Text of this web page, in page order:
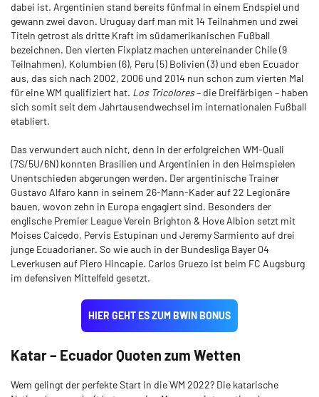
dabei ist. Argentinien stand bereits fünfmal in einem Endspiel und
gewann zwei davon. Uruguay darf man mit 14 Teilnahmen und zwei
Titeln getrost als dritte Kraft im südamerikanischen Fußball
bezeichnen. Den vierten Fixplatz machen untereinander Chile (9
Teilnahmen), Kolumbien (6), Peru (5) Bolivien (3) und eben Ecuador
aus, das sich nach 2002, 2006 und 2014 nun schon zum vierten Mal
für eine WM qualifiziert hat. Los Tricolores– die Dreifärbigen – haben
sich somit seit dem Jahrtausendwechsel im internationalen Fußball
etabliert.
Das verwundert auch nicht, denn in der erfolgreichen WM-Quali
(7S/5U/6N) konnten Brasilien und Argentinien in den Heimspielen
Unentschieden abgerungen werden. Der argentinische Trainer
Gustavo Alfaro kann in seinem 26-Mann-Kader auf 22 Legionäre
bauen, wovon zehn in Europa engagiert sind. Besonders der
englische Premier League Verein Brighton & Hove Albion setzt mit
Moises Caicedo, Pervis Estupinan und Jeremy Sarmiento auf drei
junge Ecuadorianer. So wie auch in der Bundesliga Bayer 04
Leverkusen auf Piero Hincapie. Carlos Gruezo ist beim FC Augsburg
im defensiven Mittelfeld gesetzt.
HIER GEHT ES ZUM BWIN BONUS
Katar – Ecuador Quoten zum Wetten
Wem gelingt der perfekte Start in die WM 2022? Die katarische